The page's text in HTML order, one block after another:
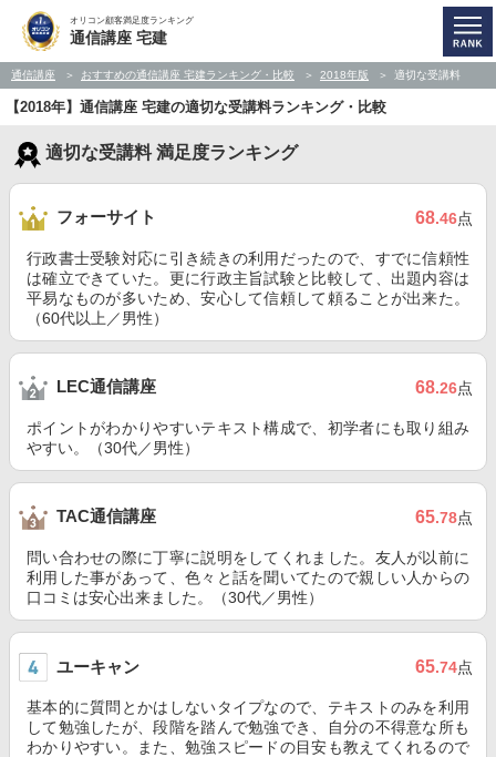
オリコン顧客満足度ランキング
通信講座 宅建
通信講座 おすすめの通信講座 宅建ランキング・比較 2018年版 適切な受講料
【2018年】通信講座 宅建の適切な受講料ランキング・比較
適切な受講料 満足度ランキング
フォーサイト 68.46点
行政書士受験対応に引き続きの利用だったので、すでに信頼性
は確立できていた。更に行政主旨試験と比較して、出題内容は
平易なものが多いため、安心して信頼して頼ることが出来た。
（60代以上／男性）
LEC通信講座 68.26点
ポイントがわかりやすいテキスト構成で、初学者にも取り組み
やすい。（30代／男性）
TAC通信講座 65.78点
問い合わせの際に丁寧に説明をしてくれました。友人が以前に
利用した事があって、色々と話を聞いてたので親しい人からの
口コミは安心出来ました。（30代／男性）
ユーキャン 65.74点
基本的に質問とかはしないタイプなので、テキストのみを利用
して勉強したが、段階を踏んで勉強でき、自分の不得意な所も
わかりやすい。また、勉強スピードの目安も教えてくれるので